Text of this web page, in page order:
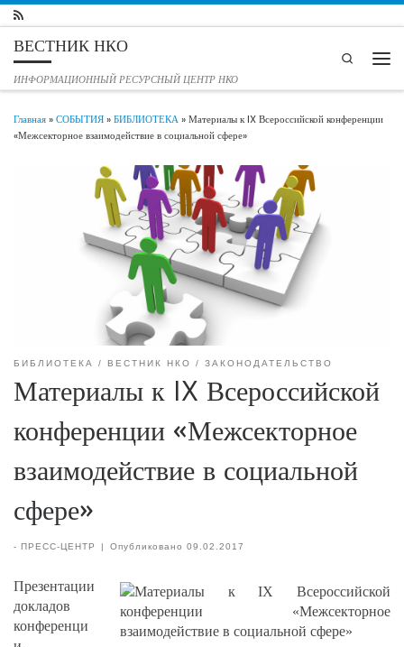
Перейти к содержимому
ВЕСТНИК НКО
ИНФОРМАЦИОННЫЙ РЕСУРСНЫЙ ЦЕНТР НКО
Search
Главная»СОБЫТИЯ»БИБЛИОТЕКА»Материалы к IX Всероссийской конференции
«Межсекторное взаимодействие в социальной сфере»
БИБЛИОТЕКА ВЕСТНИК НКО ЗАКОНОДАТЕЛЬСТВО
Материалы к IX Всероссийской
конференции «Межсекторное
взаимодействие в социальной
сфере»
- ПРЕСС-ЦЕНТР | Опубликовано09.02.2017
Презентации
докладов
конференци